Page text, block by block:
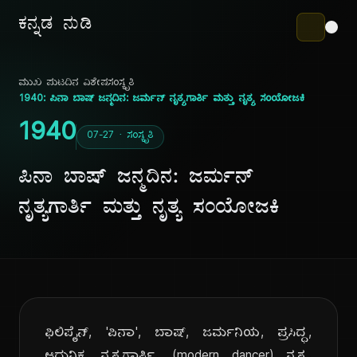
ಕನ್ನಡ ನುಡಿ
ಮುಖ ಪುಟದಿನ ವಿಶೇಷಸಂಸ್ಕೃತಿ
1940: ಪಿನಾ ಬಾಷ್ ಜನ್ಮದಿನ: ಜರ್ಮನ್ ನೃತ್ಯಗಾರ್ತಿ ಮತ್ತು ನೃತ್ಯ ಸಂಯೋಜಕಿ
1940 07-27 · ಸಂಸ್ಕೃತಿ
ಪಿನಾ ಬಾಷ್ ಜನ್ಮದಿನ: ಜರ್ಮನ್
ನೃತ್ಯಗಾರ್ತಿ ಮತ್ತು ನೃತ್ಯ ಸಂಯೋಜಕಿ
ಫಿಲಿಪೈನ್, 'ಪಿನಾ', ಬಾಷ್, ಜರ್ಮನಿಯ, ಪ್ರಸಿದ್ಧ,